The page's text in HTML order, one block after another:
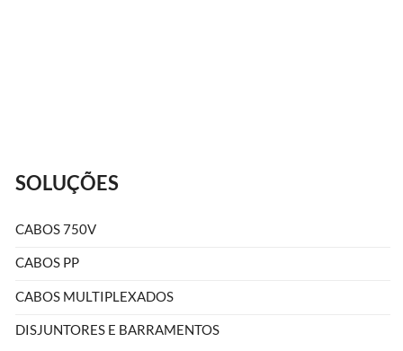
SOLUÇÕES
CABOS 750V
CABOS PP
CABOS MULTIPLEXADOS
DISJUNTORES E BARRAMENTOS